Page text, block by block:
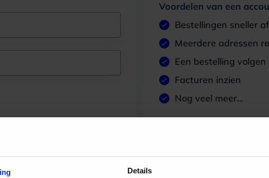
Details
Voordelen van een
Bestellingen sneller
Meerdere adressen
Een bestelling volgen
Facturen inzien
Nog veel meer...